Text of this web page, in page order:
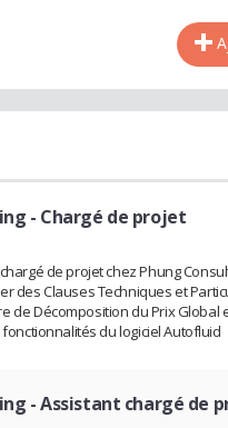
- Chargé de projet
de projet chez Phung
des Clauses Techniques et
de Décomposition du Prix Global
du logiciel Autofluid
- Assistant chargé de